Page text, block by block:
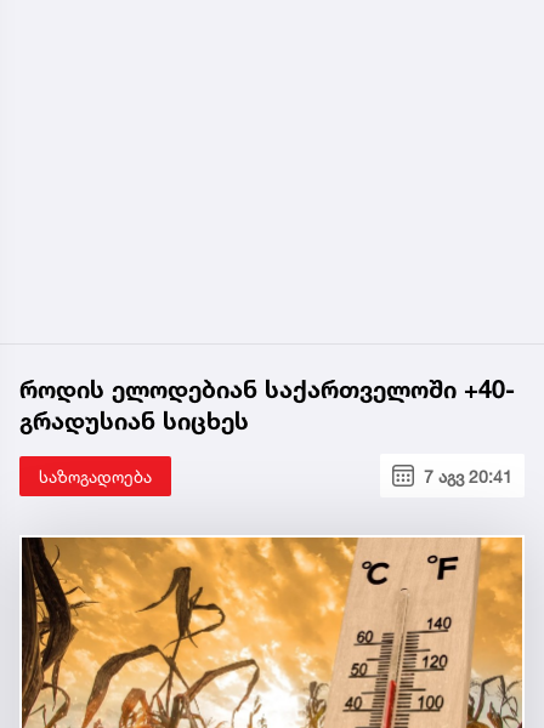
როდის ელოდებიან საქართველოში +40-
გრადუსიან სიცხეს
საზოგადოება 7 აგვ 20:41